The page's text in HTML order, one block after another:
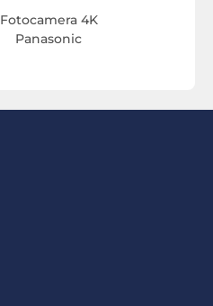
Fotocamera 4K
Panasonic